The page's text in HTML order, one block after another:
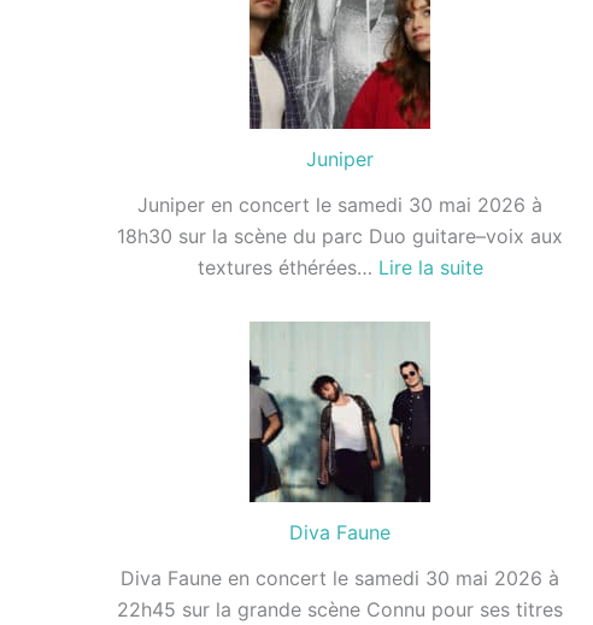
Juniper
Juniper en concert le samedi 30 mai 2026 à
18h30 sur la scène du parc Duo guitare–voix aux
textures éthérées… Lire la suite:
Diva Faune
Diva Faune en concert le samedi 30 mai 2026 à
22h45 sur la grande scène Connu pour ses titres